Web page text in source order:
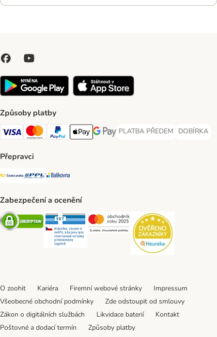
Způsoby platby
Visa Payment Method
Mastercard Payment Method
PayPal Payment Method
Apple pay Payment Method
GooglePay Payment Method
PLATBA PŘEDEM
PLATBA PŘEDEM Payment
DOBÍRKA
DOBÍRKA
Přepravci
Česká pošta Shipping Method
PPL Shipping Method
Balíkovna Shipping Method
Zabezpečení a ocenění
Security Security Security
O zoohit Kariéra Firemní webové stránky
Impressum
Všeobecné obchodní podmínky
Zde odstoupit od smlouvy
Zákon o digitálních službách
Likvidace baterií
Kontakt
Poštovné a dodací termín
Způsoby platby